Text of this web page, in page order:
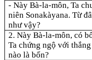
- Này Bà-la-môn, Ta
niên Sonakàyana. Từ
như vậy?
2. Này Bà-la-môn, có
Ta chứng ngộ với
nào là bốn?